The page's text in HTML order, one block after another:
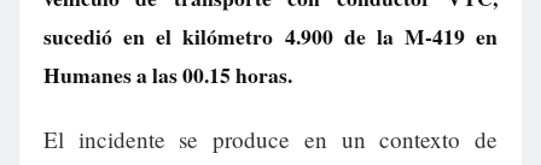
sucedió en el kilómetro 4.900 de la M-419 en
Humanes a las 00.15 horas.
El incidente se produce en un contexto de